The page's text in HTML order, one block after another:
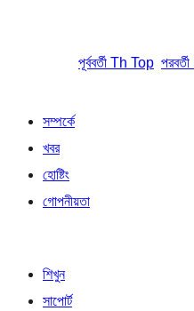
পূর্ববর্তী Th Top পরবর্তী
সম্পর্কে
খবর
হোষ্টিং
গোপনীয়তা
শিখুন
সাপোর্ট